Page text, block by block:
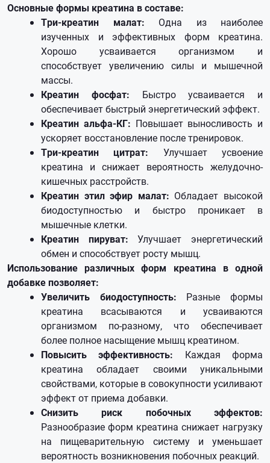
Основные формы креатина в составе:
Три-креатин малат: Одна из наиболее
изученных и эффективных форм креатина.
Хорошо усваивается организмом и
способствует увеличению силы и мышечной
массы.
Креатин фосфат: Быстро усваивается и
обеспечивает быстрый энергетический эффект.
Креатин альфа-КГ: Повышает выносливость и
ускоряет восстановление после тренировок.
Три-креатин цитрат: Улучшает усвоение
креатина и снижает вероятность желудочно-
кишечных расстройств.
Креатин этил эфир малат: Обладает высокой
биодоступностью и быстро проникает в
мышечные клетки.
Креатин пируват: Улучшает энергетический
обмен и способствует росту мышц.
Использование различных форм креатина в одной
добавке позволяет:
Увеличить биодоступность: Разные формы
креатина всасываются и усваиваются
организмом по-разному, что обеспечивает
более полное насыщение мышц креатином.
Повысить эффективность: Каждая форма
креатина обладает своими уникальными
свойствами, которые в совокупности усиливают
эффект от приема добавки.
Снизить риск побочных эффектов:
Разнообразие форм креатина снижает нагрузку
на пищеварительную систему и уменьшает
вероятность возникновения побочных реакций.